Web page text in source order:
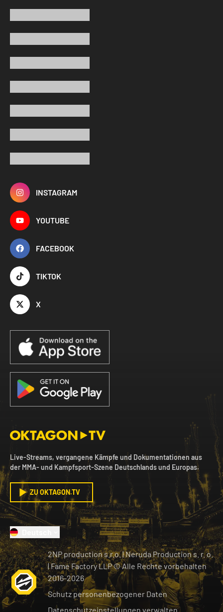
INSTAGRAM
YOUTUBE
FACEBOOK
TIKTOK
X
Live-Streams, vergangene Kämpfe und Dokumentationen aus
der MMA- und Kampfsport-Szene Deutschlands und Europas.
ZU OKTAGON.TV
2NP production s.r.o.|Neruda Production s. r. o.
| Fame Factory LLP © Alle Rechte vorbehalten
2016-2026
Schutz personenbezogener Daten
Datenschutzeinstellungen verwalten